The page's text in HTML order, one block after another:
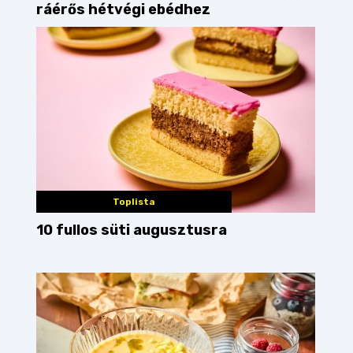
ráérős hétvégi ebédhez
Toplista
10 fullos süti augusztusra